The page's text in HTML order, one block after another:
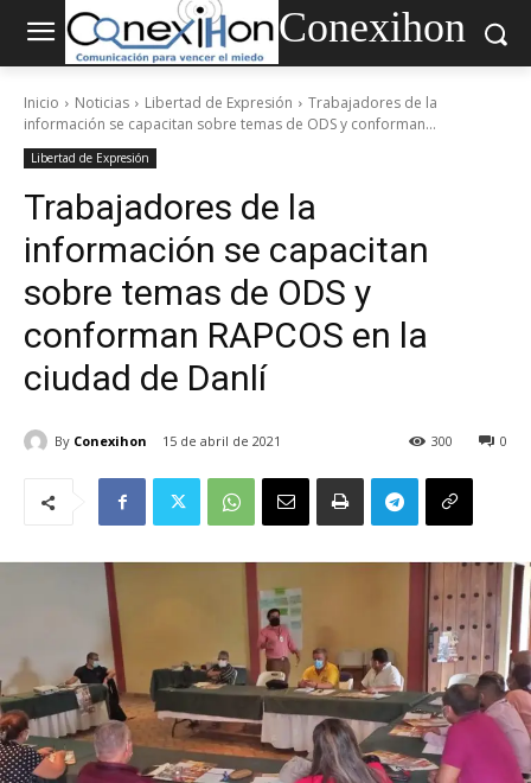
Conexihon
Inicio Noticias Libertad de Expresión
Trabajadores de la
información se capacitan sobre temas de ODS y conforman...
Libertad de Expresión
Trabajadores de la
información se capacitan
sobre temas de ODS y
conforman RAPCOS en la
ciudad de Danlí
By Conexihon 15 de abril de 2021 0
300